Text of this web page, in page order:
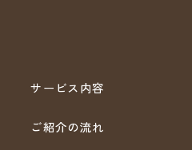
サービス内容
ご紹介の流れ